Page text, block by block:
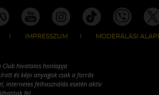
IMPRESSZUM MODERÁLÁSI
Club hivatalos honlapja
és képi anyagok csak a forrás
internetes felhasználás esetén aktív
fel.